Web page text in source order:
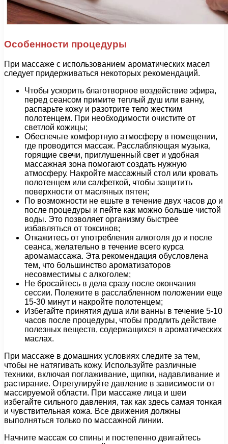
Особенности процедуры
При массаже с использованием ароматических масел
следует придерживаться некоторых рекомендаций.
Чтобы ускорить благотворное воздействие эфира,
перед сеансом примите теплый душ или ванну,
распарьте кожу и разотрите тело жестким
полотенцем. При необходимости очистите от
светлой кожицы;
Обеспечьте комфортную атмосферу в помещении,
где проводится массаж. Расслабляющая музыка,
горящие свечи, приглушенный свет и удобная
массажная зона помогают создать нужную
атмосферу. Накройте массажный стол или кровать
полотенцем или салфеткой, чтобы защитить
поверхности от масляных пятен;
По возможности не ешьте в течение двух часов до и
после процедуры и пейте как можно больше чистой
воды. Это позволяет организму быстрее
избавляться от токсинов;
Откажитесь от употребления алкоголя до и после
сеанса, желательно в течение всего курса
аромамассажа. Эта рекомендация обусловлена
тем, что большинство ароматизаторов
несовместимы с алкоголем;
Не бросайтесь в дела сразу после окончания
сессии. Полежите в расслабленном положении еще
15-30 минут и накройте полотенцем;
Избегайте принятия душа или ванны в течение 5-10
часов после процедуры, чтобы продлить действие
полезных веществ, содержащихся в ароматических
маслах.
При массаже в домашних условиях следите за тем,
чтобы не натягивать кожу. Используйте различные
техники, включая поглаживание, щипки, надавливание и
растирание. Отрегулируйте давление в зависимости от
массируемой области. При массаже лица и шеи
избегайте сильного давления, так как здесь самая тонкая
и чувствительная кожа. Все движения должны
выполняться только по массажной линии.
Начните массаж со спины и постепенно двигайтесь